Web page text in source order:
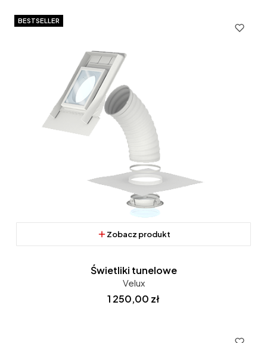
BESTSELLER
Zobacz produkt
Świetliki tunelowe
Velux
Cena
1 250,00 zł